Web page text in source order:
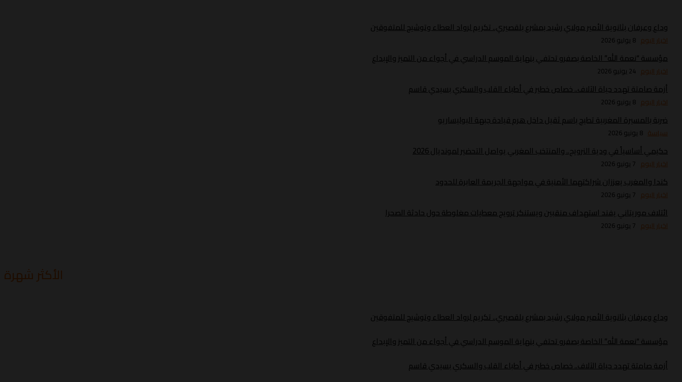
وداع وعرفان بثانوية الأمير مولاي رشيد بمشرع بلقصيري.. تكريم لرواد العطاء وتوشيح للمتفوقين
اخبار اليوم 8 يوليو 2026
مؤسسة “نعمة الله” الخاصة بصفرو تحتفي بنهاية الموسم الدراسي في أجواء من التميز والإبداع
اخبار اليوم 24 يونيو 2026
أزمة صامتة تهدد حياة الآلاف.. خصاص خطير في أطباء القلب والسكري بسيدي قاسم
اخبار اليوم 8 يونيو 2026
ضربة بالمسيرة المغربية تطيح باسم ثقيل داخل هرم قيادة جبهة البوليساريو
سياسة 8 يونيو 2026
حكيمي أساسياً في ودية النرويج.. والمنتخب المغربي يواصل التحضير لمونديال 2026
اخبار اليوم 7 يونيو 2026
كندا والمغرب يعززان شراكتهما الأمنية في مواجهة الجريمة العابرة للحدود
اخبار اليوم 7 يونيو 2026
ائتلاف موريتاني يفند استهداف منقبين ويستنكر ترويج معطيات مغلوطة حول حادثة الصحرا
اخبار اليوم 7 يونيو 2026
الأكثر شهرة
وداع وعرفان بثانوية الأمير مولاي رشيد بمشرع بلقصيري.. تكريم لرواد العطاء وتوشيح للمتفوقين
مؤسسة “نعمة الله” الخاصة بصفرو تحتفي بنهاية الموسم الدراسي في أجواء من التميز والإبداع
أزمة صامتة تهدد حياة الآلاف.. خصاص خطير في أطباء القلب والسكري بسيدي قاسم